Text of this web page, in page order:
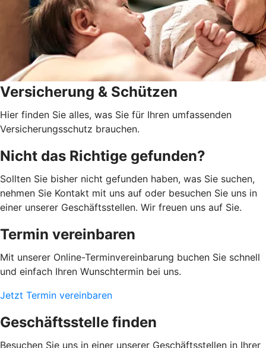
Versicherung & Schützen
Hier finden Sie alles, was Sie für Ihren umfassenden
Versicherungsschutz brauchen.
Nicht das Richtige gefunden?
Sollten Sie bisher nicht gefunden haben, was Sie suchen,
nehmen Sie Kontakt mit uns auf oder besuchen Sie uns in
einer unserer Geschäftsstellen. Wir freuen uns auf Sie.
Termin vereinbaren
Mit unserer Online-Terminvereinbarung buchen Sie schnell
und einfach Ihren Wunschtermin bei uns.
Jetzt Termin vereinbaren
Geschäftsstelle finden
Besuchen Sie uns in einer unserer Geschäftsstellen in Ihrer